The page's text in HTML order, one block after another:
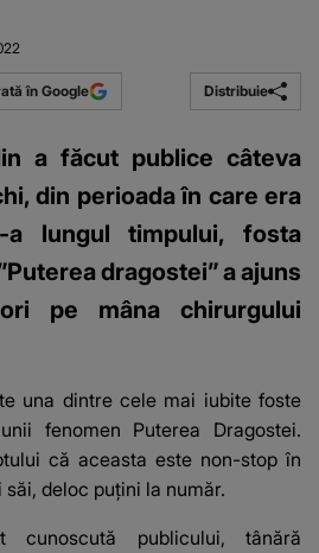
în Google Distribuie
a făcut publice câteva
din perioada în care era
a lungul timpului, fosta
dragostei” a ajuns
pe mâna chirurgului
una dintre cele mai iubite foste
fenomen Puterea Dragostei.
că aceasta este non-stop în
deloc puțini la număr.
publicului, tânără